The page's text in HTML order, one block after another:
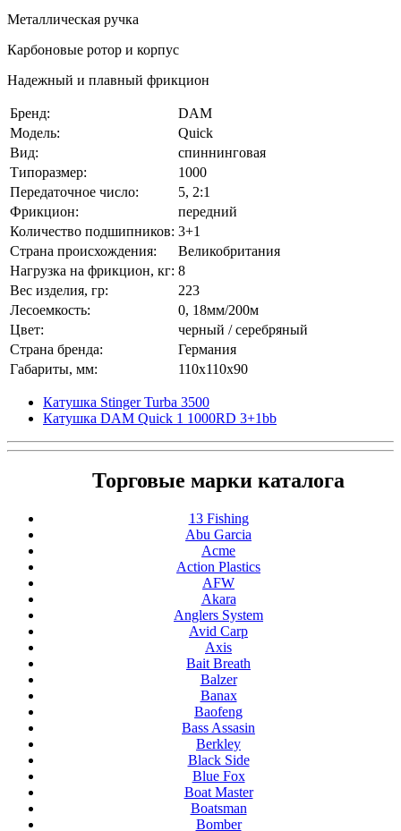
Металлическая ручка
Карбоновые ротор и корпус
Надежный и плавный фрикцион
Бренд:
DAM
Модель:
Quick
Вид:
спиннинговая
Типоразмер:
1000
Передаточное число:
5, 2:1
Фрикцион:
передний
Количество подшипников: 3+1
Страна происхождения:
Великобритания
Нагрузка на фрикцион, кг: 8
Вес изделия, гр:
223
Лесоемкость:
0, 18мм/200м
Цвет:
черный / серебряный
Страна бренда:
Германия
Габариты, мм:
110x110x90
Катушка Stinger Turba 3500
Катушка DAM Quick 1 1000RD 3+1bb
Торговые марки каталога
13 Fishing
Abu Garcia
Acme
Action Plastics
AFW
Akara
Anglers System
Avid Carp
Axis
Bait Breath
Balzer
Banax
Baofeng
Bass Assasin
Berkley
Black Side
Blue Fox
Boat Master
Boatsman
Bomber